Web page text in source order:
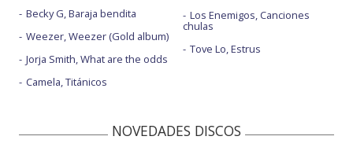
Becky G, Baraja bendita
Weezer, Weezer (Gold album)
Jorja Smith, What are the odds
Camela, Titánicos
Los Enemigos, Canciones
chulas
Tove Lo, Estrus
NOVEDADES DISCOS